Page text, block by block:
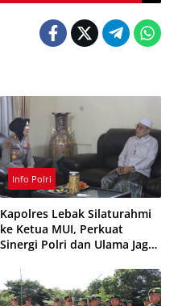
Info Polri
Kapolres Lebak Silaturahmi
ke Ketua MUI, Perkuat
Sinergi Polri dan Ulama Jaga